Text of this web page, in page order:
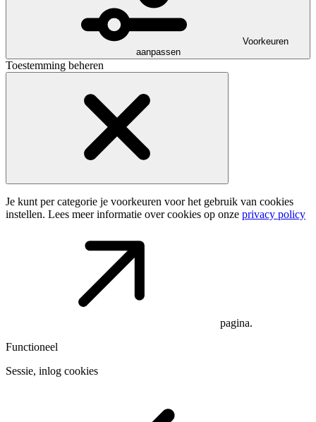
Voorkeuren
aanpassen
Toestemming beheren
Je kunt per categorie je voorkeuren voor het gebruik van cookies
instellen. Lees meer informatie over cookies op onze privacy policy
pagina.
Functioneel
Sessie, inlog cookies